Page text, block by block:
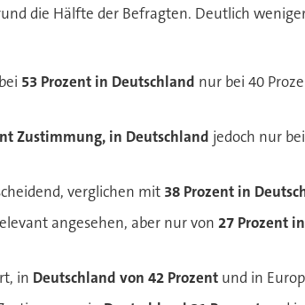
die Hälfte der Befragten. Deutlich
53 Prozent in Deutschland nur bei 40
Zustimmung, in Deutschland jedoch nur
verglichen mit 38 Prozent in
angesehen, aber nur von 27 Prozent
in Deutschland von 42 Prozent und in